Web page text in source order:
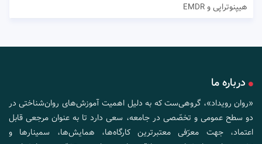
هیپنوتراپی و EMDR
درباره ما
«روان رویداد»، گروهی‌ست که به دلیل اهمیت آموزش‌های روان‌شناختی در
دو سطح عمومی و تخصّصی در جامعه، سعی دارد تا به عنوان مرجعی قابل
اعتماد، جهت معرّفی معتبرترین کارگاه‌ها، همایش‌ها، سمینارها و